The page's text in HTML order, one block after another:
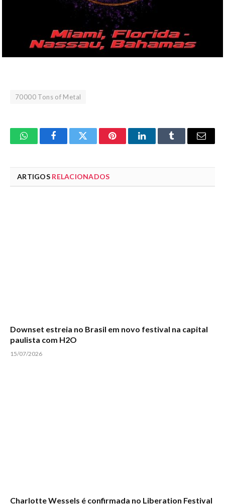
70000 Tons of Metal
WhatsAppFacebookTwitter PinterestLinkedInTumblr Email
ARTIGOS RELACIONADOS
Downset estreia no Brasil em novo festival na capital
paulista com H2O
15/07/2026
Charlotte Wessels é confirmada no Liberation Festival